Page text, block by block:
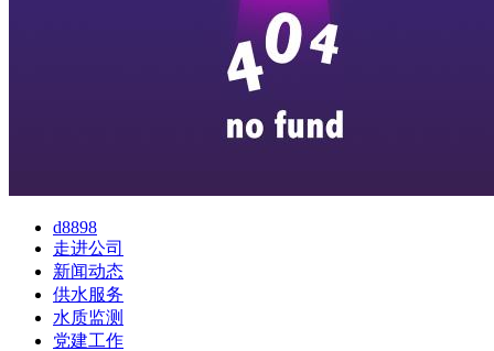
d8898
走进公司
新闻动态
供水服务
水质监测
党建工作